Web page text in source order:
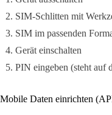
SIM-Schlitten mit
SIM im passenden
Gerät einschalten
PIN eingeben (steht auf
Mobile Daten einrichten